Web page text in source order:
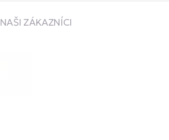
NAŠI ZÁKAZNÍCI